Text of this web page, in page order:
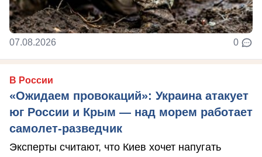
07.08.2026 0
В России
«Ожидаем провокаций»: Украина атакует
юг России и Крым — над морем работает
самолет-разведчик
Эксперты считают, что Киев хочет напугать